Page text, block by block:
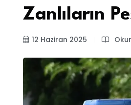
Zanlıların
12 Haziran 2025